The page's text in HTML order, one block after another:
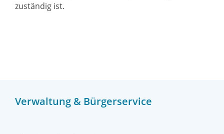
Verwaltung & Bürgerservice
zuständig ist.